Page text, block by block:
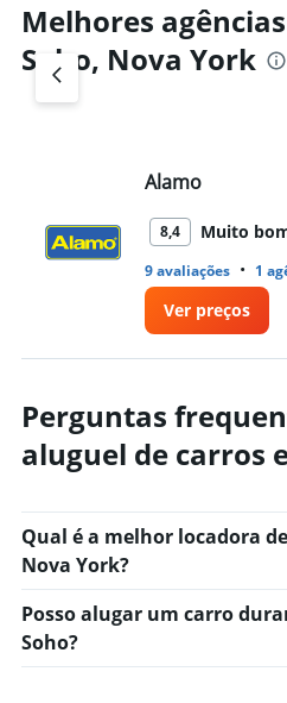
Melhores
Soho, Nova York
Alamo
8,4 Muito
9 avaliações • 1
Ver preços
Perguntas
aluguel de carros
Qual é a melhor locadora
Nova York?
Posso alugar um carro
Soho?